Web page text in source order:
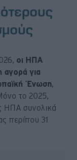
οι ΗΠΑ
για
Ένωση,
το 2025,
ΗΠΑ συνολικά
περίπου 31